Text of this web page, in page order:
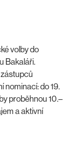
volby do
Bakaláři.
nominací: do 19.
proběhnou 10.–
a aktivní